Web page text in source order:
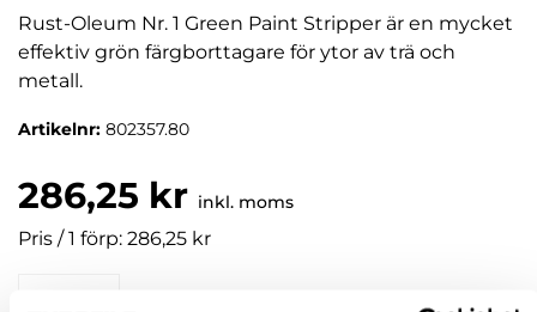
Rust-Oleum Nr. 1 Green Paint Stripper är en mycket
effektiv grön färgborttagare för ytor av trä och
metall.
Artikelnr: 802357.80
286,25 kr inkl. moms
Pris / 1 förp: 286,25 kr